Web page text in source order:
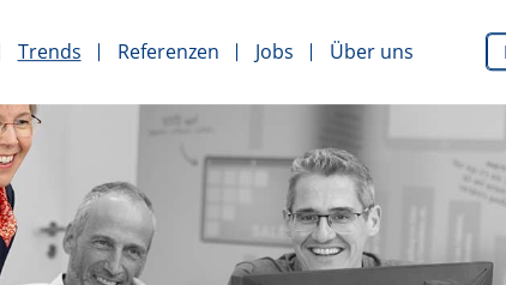
Trends Referenzen Jobs Über uns